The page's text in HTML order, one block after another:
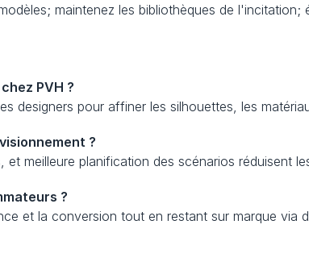
maintenez les bibliothèques de l'incitation;
PVH ?
designers pour affiner les silhouettes, les
?
meilleure planification des scénarios réduisent
?
et la conversion tout en restant sur marque via